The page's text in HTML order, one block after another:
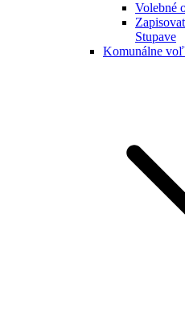
Volebné
Stupave
Komunálne